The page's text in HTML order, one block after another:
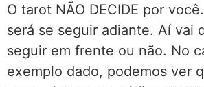
O tarot NÃO DECIDE por você.
será se seguir adiante. Aí vai
seguir em frente ou não. No
exemplo dado, podemos ver